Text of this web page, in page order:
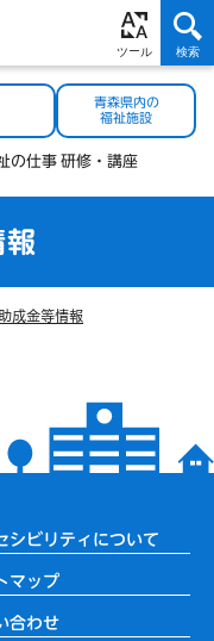
青森県内の
福祉施設
の仕事 研修・ 講座
助成金等情報
シビリティについて
マップ
合わせ